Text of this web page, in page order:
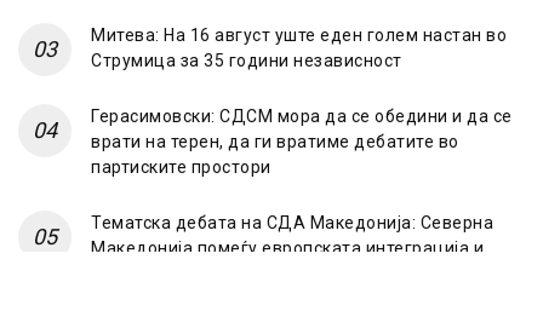
Митева: На 16 август уште еден голем настан во
Струмица за 35 години независност
Герасимовски: СДСМ мора да се обедини и да се
врати на терен, да ги вратиме дебатите во
партиските простори
Тематска дебата на СДА Македонија: Северна
Македонија помеѓу европската интеграција и